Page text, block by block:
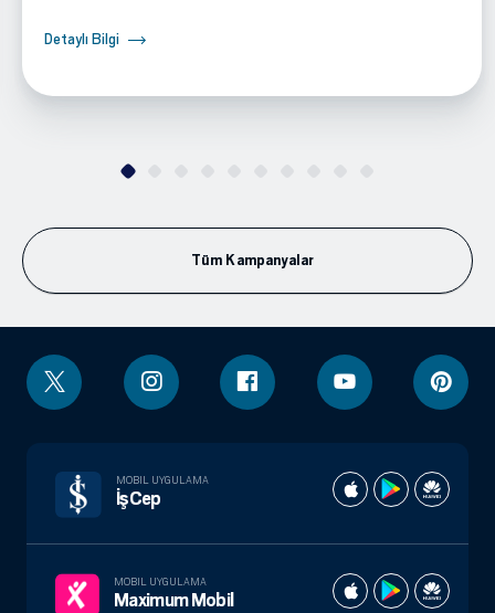
Detaylı Bilgi
Tüm Kampanyalar
MOBIL UYGULAMA
İşCep
MOBIL UYGULAMA
Maximum Mobil